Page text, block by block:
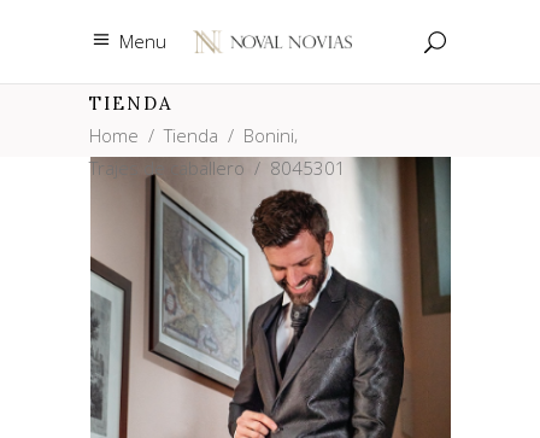
Menu
TIENDA
Home /Tienda / Bonini,
Trajes de caballero / 8045301